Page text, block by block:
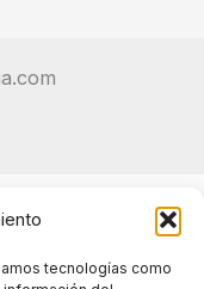
tecnologías como